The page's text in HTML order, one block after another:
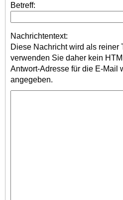
Betreff:
Nachrichtentext:
Diese Nachricht wird als reiner
verwenden Sie daher kein
Antwort-Adresse für die E-Mail
angegeben.